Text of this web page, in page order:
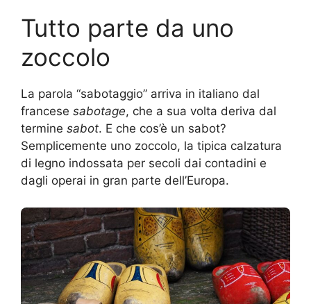
Tutto parte da uno
zoccolo
La parola “sabotaggio” arriva in italiano dal
francese sabotage, che a sua volta deriva dal
termine sabot. E che cos’è un sabot?
Semplicemente uno zoccolo, la tipica calzatura
di legno indossata per secoli dai contadini e
dagli operai in gran parte dell’Europa.